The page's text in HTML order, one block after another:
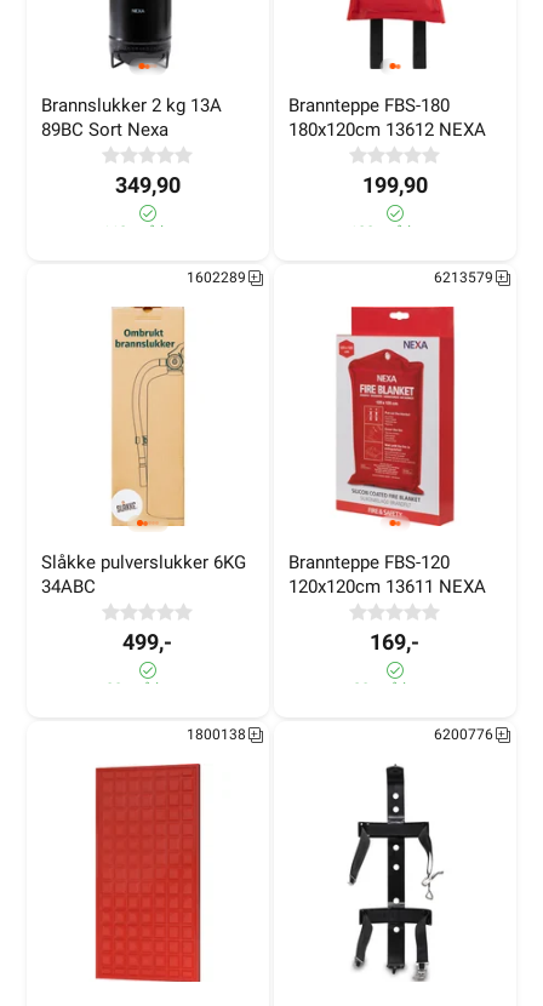
Brannslukker 2 kg 13A
89BC Sort Nexa
349,90
110+ på lager
Brannteppe FBS-180
180x120cm 13612 NEXA
199,90
100+ på lager
Slåkke pulverslukker 6KG
34ABC
1602289
499,-
80± på lager
Brannteppe FBS-120
120x120cm 13611 NEXA
6213579
169,-
20± på lager
1800138 6200776